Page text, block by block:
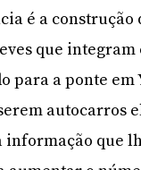
é a
que
para a ponte em
autocarros
informação que